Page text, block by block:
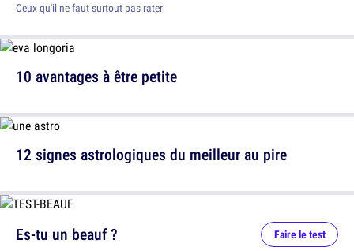
Ceux qu'il ne faut surtout pas rater
10 avantages à être petite
12 signes astrologiques du meilleur au pire
Es-tu un beauf ? Faire le test